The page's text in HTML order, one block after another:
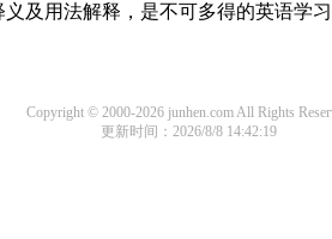
及用法解释，是不可多得的英语学
Copyright © 2000-2026 junhen.com All Rights
更新时间：2026/8/8 14:42:19